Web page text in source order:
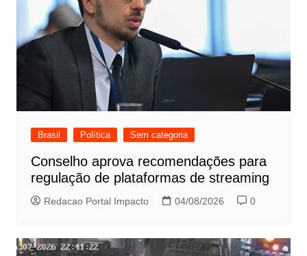
Brasil Política Sem categoria
Conselho aprova recomendações para
regulação de plataformas de streaming
Redacao Portal Impacto 04/08/2026 0